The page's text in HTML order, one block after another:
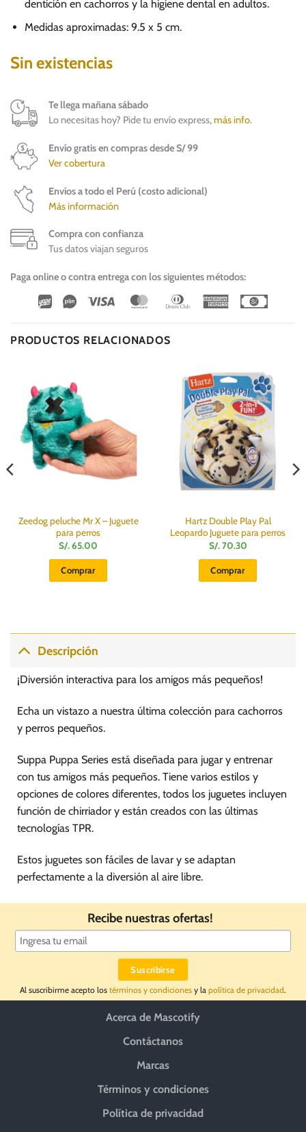
dentición en cachorros y la higiene dental en adultos.
Medidas aproximadas: 9.5 x 5 cm.
Sin existencias
Te llega mañana sábado
Lo necesitas hoy? Pide tu envío express,más info.
Envío gratis en compras desde S/ 99
Ver cobertura
Envíos a todo el Perú (costo adicional)
Más información
Compra con confianza
Tus datos viajan seguros
Paga online o contra entrega con los siguientes métodos:
Wirecard
Vipps Visa MasterCardDinners
American
PRODUCTOS RELACIONADOS
Zeedog peluche Mr X – Juguete
para perros
S/.65.00
Comprar
Hartz Double Play Pal
Leopardo Juguete para perros
S/.70.30
Comprar
Descripción
¡Diversión interactiva para los amigos más pequeños!
Echa un vistazo a nuestra última colección para cachorros
y perros pequeños.
Suppa Puppa Series está diseñada para jugar y entrenar
con tus amigos más pequeños. Tiene varios estilos y
opciones de colores diferentes, todos los juguetes incluyen
función de chirriador y están creados con las últimas
tecnologías TPR.
Estos juguetes son fáciles de lavar y se adaptan
perfectamente a la diversión al aire libre.
Recibe nuestras ofertas!
Al suscribirme acepto los términos y condiciones y la política de privacidad.
Acerca de Mascotify
Contáctanos
Marcas
Términos y condiciones
Política de privacidad